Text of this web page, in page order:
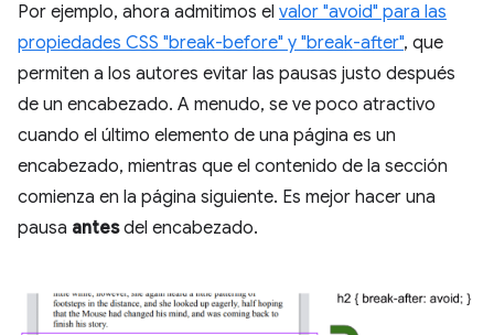
Por ejemplo, ahora admitimos el valor "avoid" para las
propiedades CSS "break-before" y "break-after", que
permiten a los autores evitar las pausas justo después
de un encabezado. A menudo, se ve poco atractivo
cuando el último elemento de una página es un
encabezado, mientras que el contenido de la sección
comienza en la página siguiente. Es mejor hacer una
pausa antesdel encabezado.